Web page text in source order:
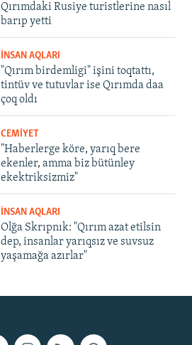
Qırımdaki Rusiye turistlerine nasıl
barıp yetti
İNSAN AQLARI
"Qırım birdemligi" işini toqtattı,
tintüv ve tutuvlar ise Qırımda daa
çoq oldı
CEMİYET
"Haberlerge köre, yarıq bere
ekenler, amma biz bütünley
ekektriksizmiz"
İNSAN AQLARI
Olğa Skrıpnık: "Qırım azat etilsin
dep, insanlar yarıqsız ve suvsuz
yaşamağa azırlar"